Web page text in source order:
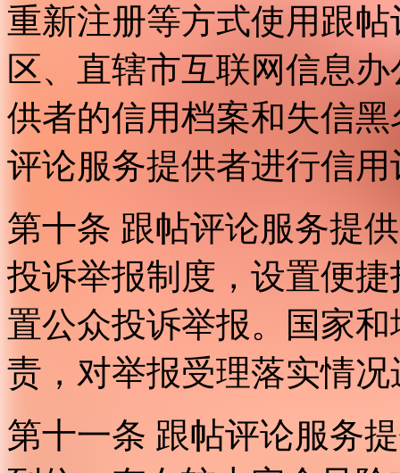
重新注册等方式使用跟
区、直辖市互联网信息
供者的信用档案和失信
评论服务提供者进行信用
第十条 跟帖评论服务提
投诉举报制度，设置便
置公众投诉举报。国家
责，对举报受理落实情
第十一条 跟帖评论服务